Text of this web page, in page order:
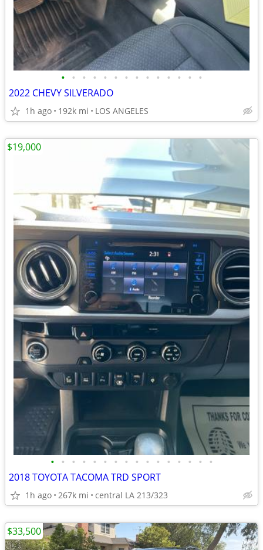
• • • • • • • • • • • • • •
2022 CHEVY SILVERADO
1h ago 192k mi LOS ANGELES
• • • • • • • • • • • • • • • •
2018 TOYOTA TACOMA TRD SPORT
1h ago 267k mi central LA 213/323
$19,000
$33,500